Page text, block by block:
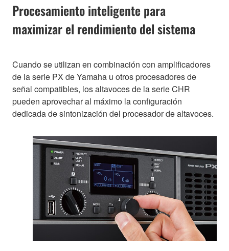
Procesamiento inteligente para
maximizar el rendimiento del sistema
Cuando se utilizan en combinación con amplificadores
de la serie PX de Yamaha u otros procesadores de
señal compatibles, los altavoces de la serie CHR
pueden aprovechar al máximo la configuración
dedicada de sintonización del procesador de altavoces.